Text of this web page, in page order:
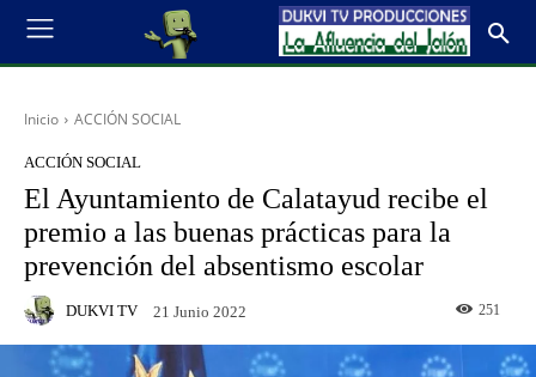
Inicio ACCIÓN SOCIAL
ACCIÓN SOCIAL
El Ayuntamiento de Calatayud recibe el
premio a las buenas prácticas para la
prevención del absentismo escolar
DUKVI TV 21 Junio 2022 251